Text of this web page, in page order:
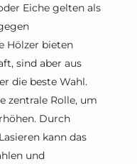
Eiche gelten als
Hölzer bieten
sind aber aus
die beste Wahl.
zentrale Rolle, um
Durch
kann das
und